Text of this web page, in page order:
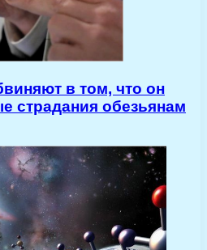
в том, что он
страдания обезьянам